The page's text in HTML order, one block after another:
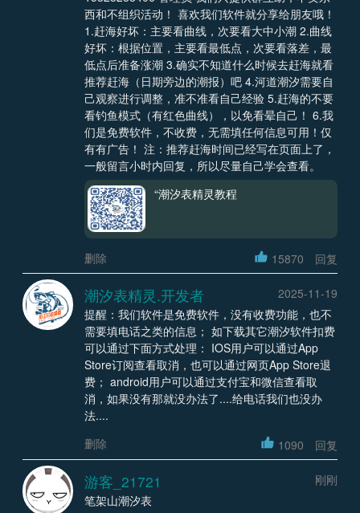
西和不组织活动！ 喜欢我们软件就分享给朋友哦！
1.赶海好坏：主要看曲线，次要看大中小潮 2.曲线
好坏：根据位置，主要看最低点，次要看落差，最
低点后准备涨潮 3.确实不知道什么时候去赶海就看
推荐赶海（日期旁边的潮报）吧 4.河道潮汐需要自
己观察进行调整，准不准看自己经验 5.赶海的不要
看钓鱼模式（有红色曲线），以免看晕自己！ 6.我
们是免费软件，不收费，无需填任何信息可用！仅
有有广告！ 注：推荐赶海时间已经写在页面上了，
一般留言小时内回复，所以尽量自己学会查看。
“潮汐表精灵教程
删除 15870 回复
潮汐表精灵.开发者
2025-11-19
提醒：我们软件是免费软件，没有收费功能，也不
需要填电话之类的信息； 如下载其它潮汐软件扣费
可以通过下面方式处理： IOS用户可以通过App
Store订阅查看取消，也可以通过网页App Store退
费； android用户可以通过支付宝和微信查看取
消，如果没有那就没办法了....给电话我们也没办
法....
删除
1090 回复
游客_21721
刚刚
笔架山潮汐表